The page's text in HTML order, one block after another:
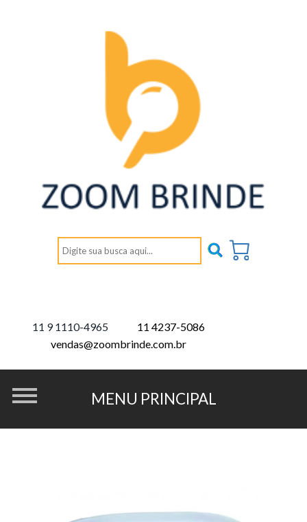
11 9 1110-4965
11 4237-5086
vendas@zoombrinde.com.br